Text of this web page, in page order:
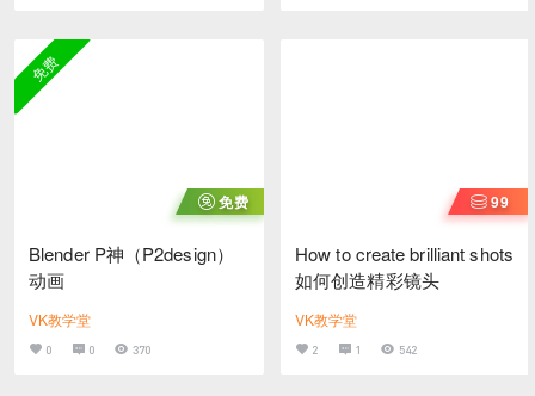
免费
Blender P神（P2design）
动画
免费
VK教学堂
0 0 370
99
How to create brilliant shots
如何创造精彩镜头
VK教学堂
2 1 542